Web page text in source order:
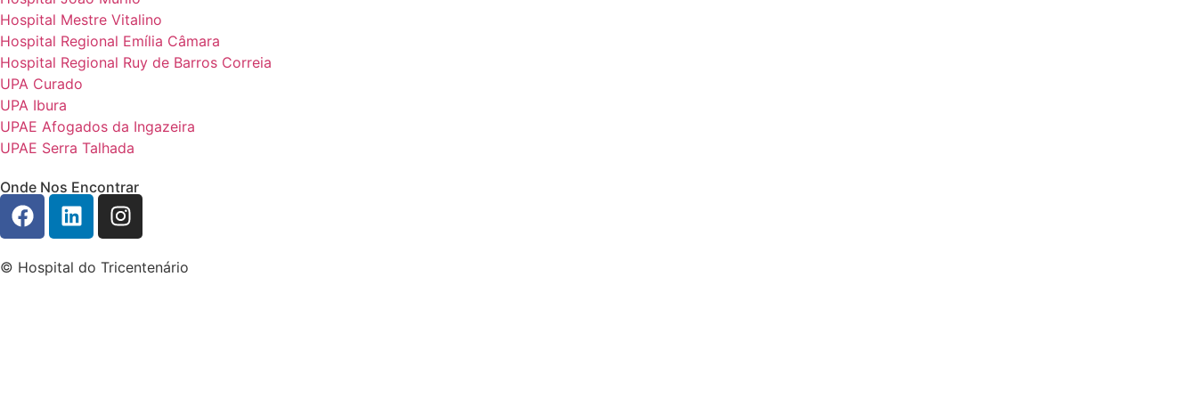
Hospital Mestre Vitalino
Hospital Regional Emília Câmara
Hospital Regional Ruy de Barros Correia
UPA Curado
UPA Ibura
UPAE Afogados da Ingazeira
UPAE Serra Talhada
Onde Nos Encontrar
© Hospital do Tricentenário